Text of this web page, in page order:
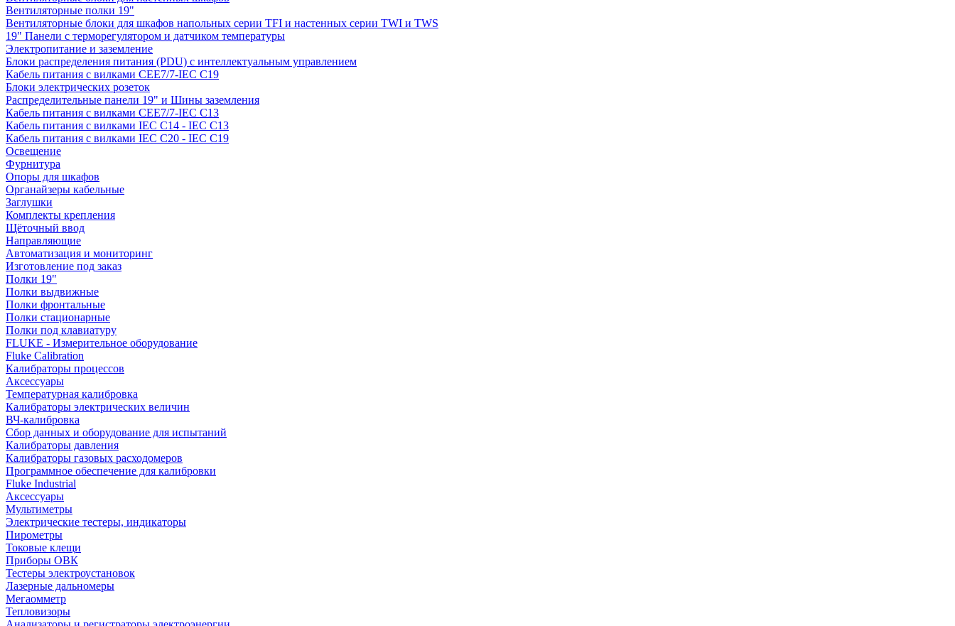
Вентиляторные полки 19"
Вентиляторные блоки для шкафов напольных серии TFI и настенных серии TWI и TWS
19" Панели с терморегулятором и датчиком температуры
Электропитание и заземление
Блоки распределения питания (PDU) с интеллектуальным управлением
Кабель питания с вилками CEE7/7-IEC C19
Блоки электрических розеток
Распределительные панели 19" и Шины заземления
Кабель питания с вилками CEE7/7-IEC C13
Кабель питания с вилками IEC C14 - IEC C13
Кабель питания с вилками IEC C20 - IEC C19
Освещение
Фурнитура
Опоры для шкафов
Органайзеры кабельные
Заглушки
Комплекты крепления
Щёточный ввод
Направляющие
Автоматизация и мониторинг
Изготовление под заказ
Полки 19"
Полки выдвижные
Полки фронтальные
Полки стационарные
Полки под клавиатуру
FLUKE - Измерительное оборудование
Fluke Calibration
Калибраторы процессов
Аксессуары
Температурная калибровка
Калибраторы электрических величин
ВЧ-калибровка
Сбор данных и оборудование для испытаний
Калибраторы давления
Калибраторы газовых расходомеров
Программное обеспечение для калибровки
Fluke Industrial
Аксессуары
Мультиметры
Электрические тестеры, индикаторы
Пирометры
Токовые клещи
Приборы ОВК
Тестеры электроустановок
Лазерные дальномеры
Мегаомметр
Тепловизоры